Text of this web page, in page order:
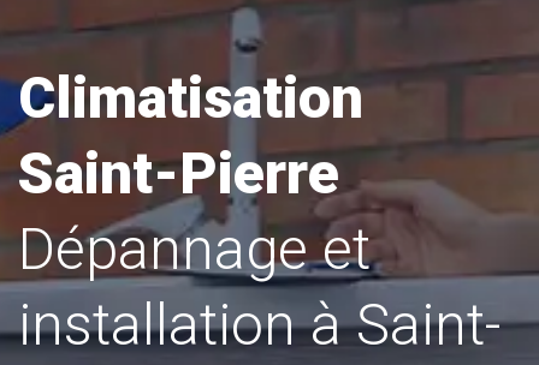
Climatisation
Saint-Pierre
Dépannage et
installation à Saint-